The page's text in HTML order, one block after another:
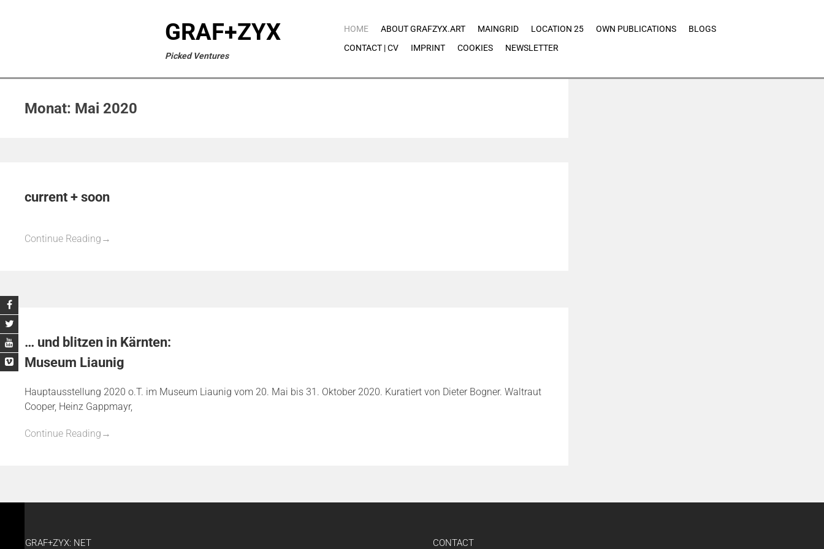
GRAF+ZYX
Picked Ventures
HOME ABOUT GRAFZYX.ART MAINGRID LOCATION 25 OWN PUBLICATIONS
BLOGS
CONTACT | CV
IMPRINT COOKIES NEWSLETTER
Monat: Mai 2020
current + soon
Continue Reading →
… und blitzen in Kärnten:
Museum Liaunig
Hauptausstellung 2020 o.T. im Museum Liaunig vom 20. Mai bis 31. Oktober 2020. Kuratiert von Dieter Bogner. Waltraut
Cooper, Heinz Gappmayr,
Continue Reading →
GRAF+ZYX: NET CONTACT